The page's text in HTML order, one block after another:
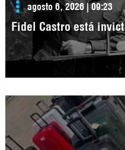
agosto 6, 2026 | 09:23
Fidel Castro está